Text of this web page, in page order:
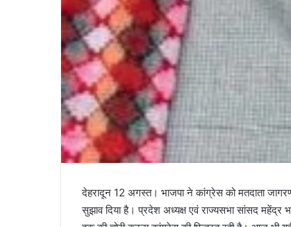
देहरादून 12 अगस्त। भाजपा ने कांग्रेस को मतदाता
सुझाव दिया है। प्रदेश अध्यक्ष एवं राज्यसभा सांसद